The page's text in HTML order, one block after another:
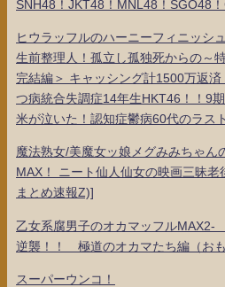
SNH48！JKT48！MNL48！SGO48
ヒウラッフルのハーニーフィニッシ
生前整理人！孤立し孤独死からの～
完結編＞ キャッシング計1500万返
つ病統合失調症14年生HKT46！！9
米が泣いた！認知症鬱病60代のラス
魔法熟女/美魔女ッ娘メグみみちゃん
MAX！ ニート仙人仙女の映画三昧
まとめ速報Z)]
乙女系腐男子のオカマッフル
逆襲！！ 極道のオカマたち編（おも
スーパーウンコ！